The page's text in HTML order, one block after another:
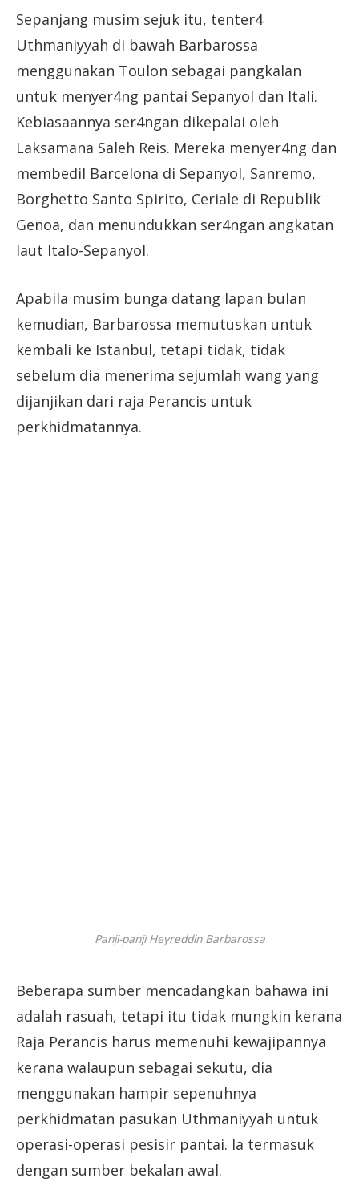
Sepanjang musim sejuk itu, tenter4
Uthmaniyyah di bawah Barbarossa
menggunakan Toulon sebagai pangkalan
untuk menyer4ng pantai Sepanyol dan Itali.
Kebiasaannya ser4ngan dikepalai oleh
Laksamana Saleh Reis. Mereka menyer4ng dan
membedil Barcelona di Sepanyol, Sanremo,
Borghetto Santo Spirito, Ceriale di Republik
Genoa, dan menundukkan ser4ngan angkatan
laut Italo-Sepanyol.
Apabila musim bunga datang lapan bulan
kemudian, Barbarossa memutuskan untuk
kembali ke Istanbul, tetapi tidak, tidak
sebelum dia menerima sejumlah wang yang
dijanjikan dari raja Perancis untuk
perkhidmatannya.
Panji-panji Heyreddin Barbarossa
Beberapa sumber mencadangkan bahawa ini
adalah rasuah, tetapi itu tidak mungkin kerana
Raja Perancis harus memenuhi kewajipannya
kerana walaupun sebagai sekutu, dia
menggunakan hampir sepenuhnya
perkhidmatan pasukan Uthmaniyyah untuk
operasi-operasi pesisir pantai. Ia termasuk
dengan sumber bekalan awal.